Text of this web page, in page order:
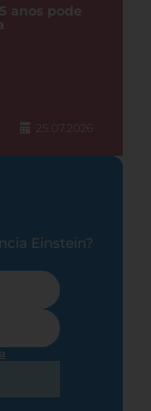
anos pode
25.07.2026
Einstein?